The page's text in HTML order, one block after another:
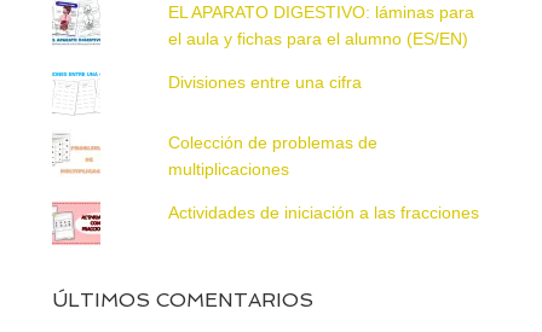
EL APARATO DIGESTIVO: láminas para
el aula y fichas para el alumno (ES/EN)
Divisiones entre una cifra
Colección de problemas de
multiplicaciones
Actividades de iniciación a las fracciones
ÚLTIMOS COMENTARIOS